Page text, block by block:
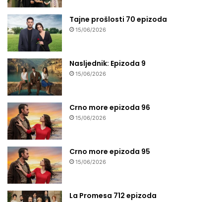
Tajne prošlosti 70 epizoda
15/06/2026
Nasljednik: Epizoda 9
15/06/2026
Crno more epizoda 96
15/06/2026
Crno more epizoda 95
15/06/2026
La Promesa 712 epizoda